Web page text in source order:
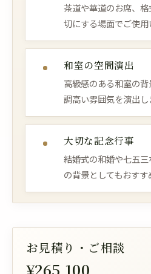
茶道や華道のお席、
切にする場面でご使用
和室の空間演出
高級感のある和室の
調高い雰囲気を演出し
大切な記念行事
結婚式の和婚や七五
の背景としてもおすす
お見積り・ご相談
¥265,100